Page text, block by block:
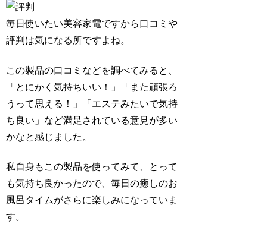
毎日使いたい美容家電ですから口コミや
評判は気になる所ですよね。
この製品の口コミなどを調べてみると、
「とにかく気持ちいい！」「また頑張ろ
うって思える！」「エステみたいで気持
ち良い」など満足されている意見が多い
かなと感じました。
私自身もこの製品を使ってみて、とって
も気持ち良かったので、毎日の癒しのお
風呂タイムがさらに楽しみになっていま
す。